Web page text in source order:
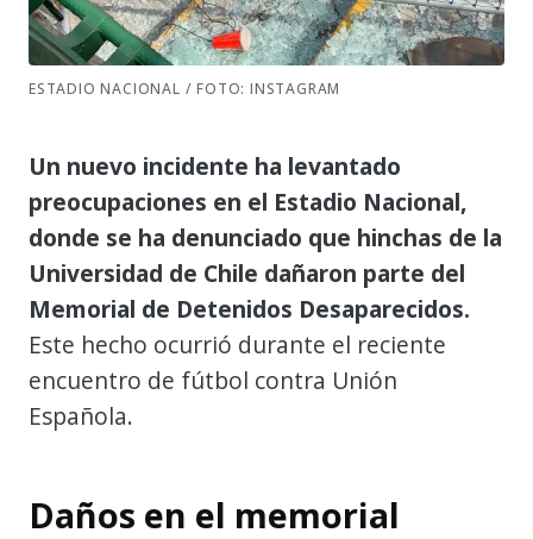
ESTADIO NACIONAL / FOTO: INSTAGRAM
Un nuevo incidente ha levantado
preocupaciones en el Estadio Nacional,
donde se ha denunciado que hinchas de la
Universidad de Chile dañaron parte del
Memorial de Detenidos Desaparecidos.
Este hecho ocurrió durante el reciente
encuentro de fútbol contra Unión
Española.
Daños en el memorial